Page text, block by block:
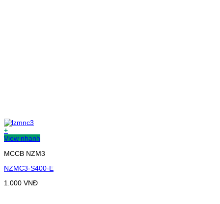
+
View nhanh
MCCB NZM3
NZMC3-S400-E
1.000 VNĐ